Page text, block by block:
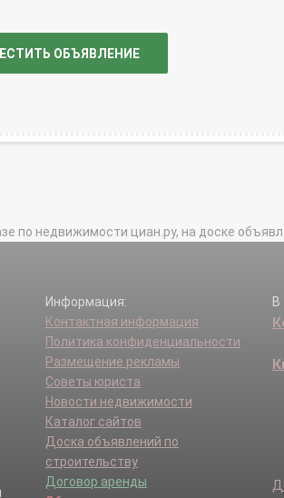
ОБЪЯВЛЕНИЕ
по недвижимости циан.ру, на доске
Информация:
Контактная информация
Политика конфиденциальности
Размещение рекламы
Советы юриста
Новости недвижимости
Каталог сайтов
Доска объявлений по
строительству
Договор аренды
В